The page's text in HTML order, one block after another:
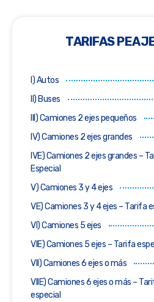
TARIFAS
I) Autos
II) Buses
III) Camiones 2 ejes pequeños
IV) Camiones 2 ejes grandes
IVE) Camiones 2 ejes grandes –
Especial
V) Camiones 3 y 4 ejes
VE) Camiones 3 y 4 ejes – Tarifa
VI) Camiones 5 ejes
VIE) Camiones 5 ejes – Tarifa
VII) Camiones 6 ejes o más
VIIE) Camiones 6 ejes o más –
especial